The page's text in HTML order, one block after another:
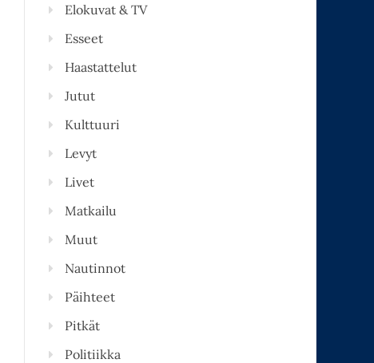
Elokuvat & TV
Esseet
Haastattelut
Jutut
Kulttuuri
Levyt
Livet
Matkailu
Muut
Nautinnot
Päihteet
Pitkät
Politiikka